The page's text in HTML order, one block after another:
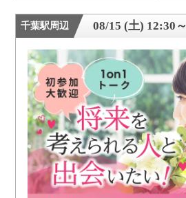
千葉駅周辺 08/15 (土) 12:30～